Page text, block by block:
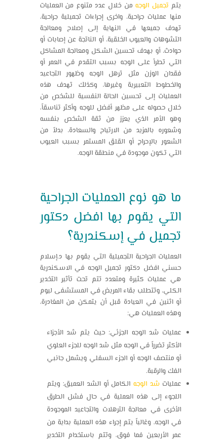
يتم تجميل الوجه من خلال عدد متنوع من العمليات
منها عمليات جراحية، واخرى إجراءات تجميلية جراحية،
تهدف جميعها في النهاية إلى إصلاح ومعالجة
التشوهات والعيوب الخلقية، أو الناتجة عن إصابات أو
حوادث، أو بهدف تحسين الشكل ومعالجة المشاكل
التي تطرأ على الوجه بسبب التقدم في العمر أو
فقدان الوزن مثل ترهل الوجه وظهور التجاعيد
والخطوط التعبيرية وغيرها، وكذلك تهدف هذه
العمليات إلى تحسين الحالة النفسية للشخص من
خلال حصوله على مظهر أفضل للوجه وأكثر تناسقاً،
وهو الأمر الذي يعزز من ثقة الشخص بنفسه
وشعوره بالمزيد من الارتياح والسعادة، بدلاً من
الشعور بالإحراج أو القلق المستمر بسبب العيوب
التي تكون موجودة في منطقة الوجه.
ما هو نوع العمليات الجراحية
التي يقوم بها افضل دكتور
تجميل في إسكندرية؟
العمليات الجراحية التجميلية التي يقوم بها د.إسلام
حسني افضل دكتور تجميل الوجه في الاسكندرية
هي عمليات كثيرة ومتعدد تتم تحت تأثير التخدير
الكلي، وتتطلب بقاء المريض في المستشفى ليوم
أو اثنين في العيادة قبل أن يتمكن من المغادرة،
وهذه العمليات هي:
عمليات شد الوجه الجزئي: حيث يتم شد الأجزاء
الأكثر تضرراً في الوجه مثل شد الوجه للجزء العلوي
أو منتصف الوجه أو الجزء السفلي ويشمل جانبي
الفك والرقبة.
عمليات شد الوجه الكامل أو الشد العميق: ويتم
اللجوء إلى هذه العملية في حال فشل الطرق
الأخرى في معالجة الترهلات والتجاعيد الموجودة
في الوجه، وغالباً يتم إجراء هذه العملية بداية من
عمر الأربعين فما فوق، وتتم باستخدام التخدير